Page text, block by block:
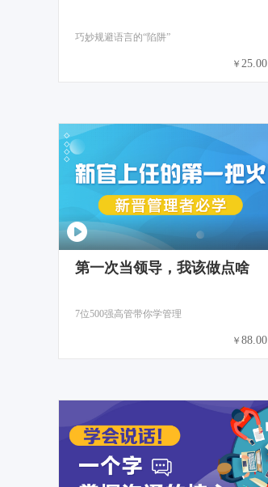
巧妙规避语言的“陷阱”
￥ 25.00
第一次当领导，我该做点啥
7位500强高管带你学管理
￥ 88.00